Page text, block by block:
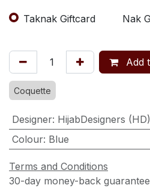
Taknak Giftcard Nak
Add
Coquette
Designer: HijabDesigners (HD)
Colour: Blue
Terms and Conditions
30-day money-back guarantee